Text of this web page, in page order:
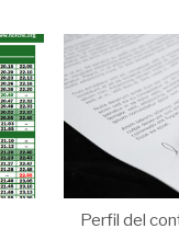
Perfil del